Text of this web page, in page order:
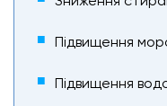
Підвищення
Підвищення